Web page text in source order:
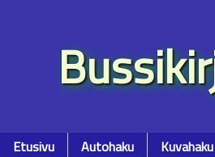
Etusivu Autohaku Kuvahaku